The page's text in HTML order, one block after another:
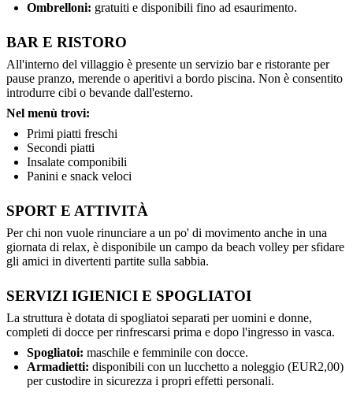
Ombrelloni: gratuiti e disponibili fino ad esaurimento.
BAR E RISTORO
All'interno del villaggio è presente un servizio bar e ristorante per
pause pranzo, merende o aperitivi a bordo piscina. Non è consentito
introdurre cibi o bevande dall'esterno.
Nel menù trovi:
Primi piatti freschi
Secondi piatti
Insalate componibili
Panini e snack veloci
SPORT E ATTIVITÀ
Per chi non vuole rinunciare a un po' di movimento anche in una
giornata di relax, è disponibile un campo da beach volley per sfidare
gli amici in divertenti partite sulla sabbia.
SERVIZI IGIENICI E SPOGLIATOI
La struttura è dotata di spogliatoi separati per uomini e donne,
completi di docce per rinfrescarsi prima e dopo l'ingresso in vasca.
Spogliatoi: maschile e femminile con docce.
Armadietti: disponibili con un lucchetto a noleggio (EUR2,00)
per custodire in sicurezza i propri effetti personali.